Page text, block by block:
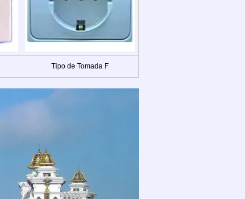
Tipo de Tomada F